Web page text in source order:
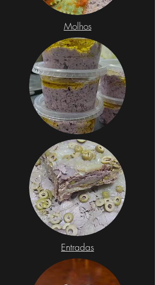
Molhos
Entradas